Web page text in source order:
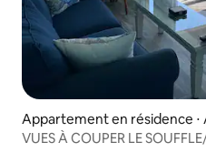
Appartement en résidence ⋅
VUES À COUPER LE